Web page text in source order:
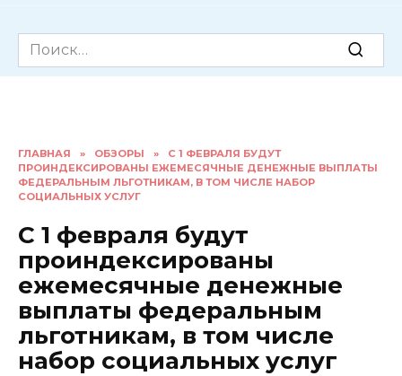
Search
for:
ГЛАВНАЯ » ОБЗОРЫ »
С 1 ФЕВРАЛЯ БУДУТ
ПРОИНДЕКСИРОВАНЫ ЕЖЕМЕСЯЧНЫЕ ДЕНЕЖНЫЕ ВЫПЛАТЫ
ФЕДЕРАЛЬНЫМ ЛЬГОТНИКАМ, В ТОМ ЧИСЛЕ НАБОР
СОЦИАЛЬНЫХ УСЛУГ
С 1 февраля будут
проиндексированы
ежемесячные денежные
выплаты федеральным
льготникам, в том числе
набор социальных услуг